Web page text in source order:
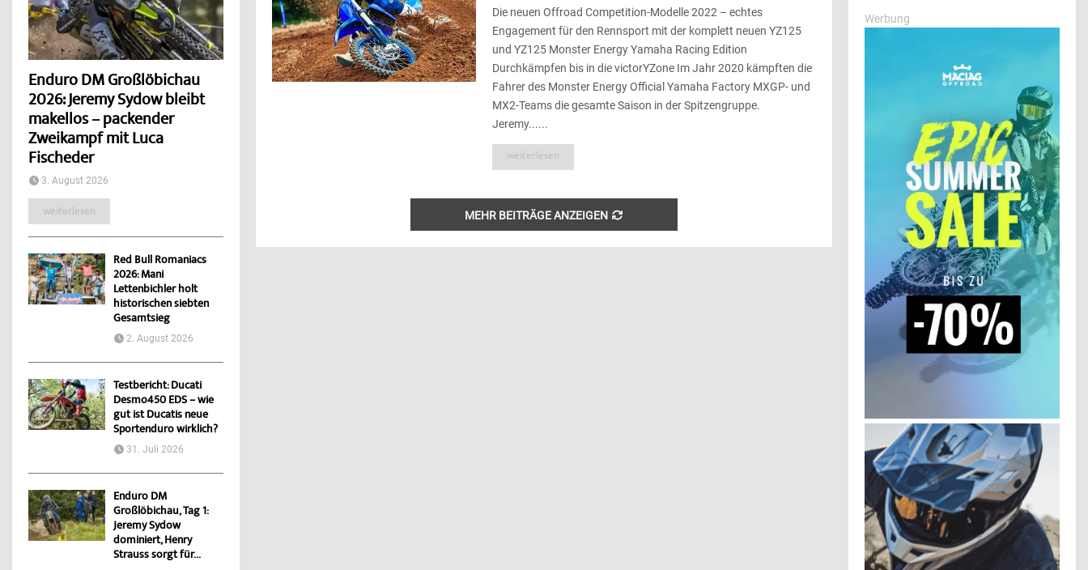
Die neuen Offroad Competition-Modelle 2022 – echtes
Engagement für den Rennsport mit der komplett neuen YZ125
und YZ125 Monster Energy Yamaha Racing Edition
Durchkämpfen bis in die victorYZone Im Jahr 2020 kämpften die
Fahrer des Monster Energy Official Yamaha Factory MXGP- und
MX2-Teams die gesamte Saison in der Spitzengruppe.
Jeremy......
weiterlesen
MEHR BEITRÄGE ANZEIGEN
Enduro DM Großlöbichau
2026: Jeremy Sydow bleibt
makellos – packender
Zweikampf mit Luca
Fischeder
3. August 2026
weiterlesen
Red Bull Romaniacs
2026: Mani
Lettenbichler holt
historischen siebten
Gesamtsieg
2. August 2026
Testbericht: Ducati
Desmo450 EDS – wie
gut ist Ducatis neue
Sportenduro wirklich?
31. Juli 2026
Enduro DM
Großlöbichau, Tag 1:
Jeremy Sydow
dominiert, Henry
Strauss sorgt für...
o
r
R
H
Werbung